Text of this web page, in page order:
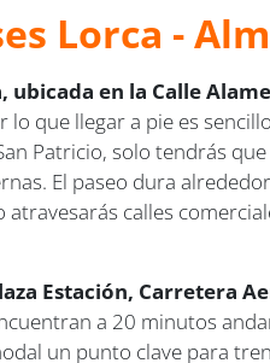
Lorca -
ubicada en la Calle
que llegar a pie es
Patricio, solo tendrás
El paseo dura
calles
Estación, Carretera
a 20 minutos
un punto clave para